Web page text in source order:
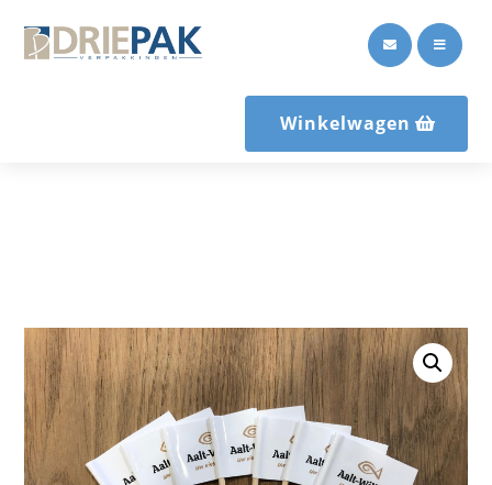
 
Winkelwagen